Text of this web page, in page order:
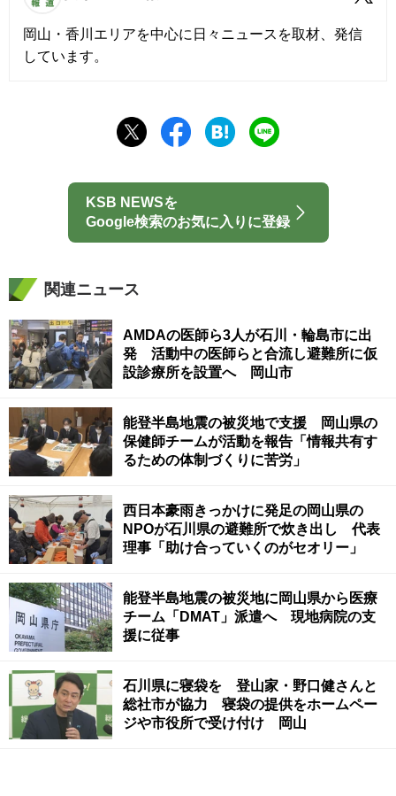
岡山・香川エリアを中心に日々ニュースを取材、発信
しています。
KSB NEWSを
Google検索のお気に入りに登録
関連ニュース
AMDAの医師ら3人が石川・輪島市に出
発 活動中の医師らと合流し避難所に仮
設診療所を設置へ 岡山市
能登半島地震の被災地で支援 岡山県の
保健師チームが活動を報告「情報共有す
るための体制づくりに苦労」
西日本豪雨きっかけに発足の岡山県の
NPOが石川県の避難所で炊き出し 代表
理事「助け合っていくのがセオリー」
能登半島地震の被災地に岡山県から医療
チーム「DMAT」派遣へ 現地病院の支
援に従事
石川県に寝袋を 登山家・野口健さんと
総社市が協力 寝袋の提供をホームペー
ジや市役所で受け付け 岡山